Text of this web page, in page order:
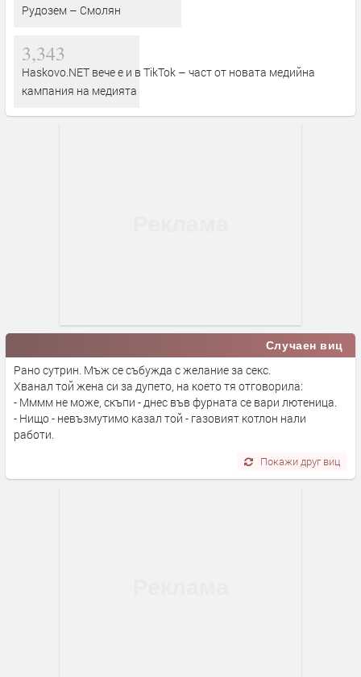
Рудозем – Смолян
3,343
Haskovo.NET вече е и в TikTok – част от новата медийна
кампания на медията
Случаен виц
Рано сутрин. Мъж се събужда с желание за секс.
Хванал той жена си за дупето, на което тя отговорила:
- Мммм не може, скъпи - днес във фурната се вари лютеница.
- Нищо - невъзмутимо казал той - газовият котлон нали
работи.
Покажи друг виц